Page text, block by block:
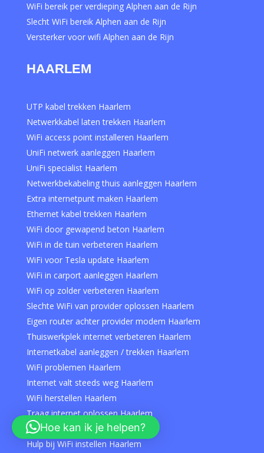
WiFi bereik per verdieping Alphen aan de Rijn
Slecht WiFi bereik Alphen aan de Rijn
Versterker voor wifi Alphen aan de Rijn
HAARLEM
UTP kabel trekken Haarlem
Netwerkkabel laten trekken Haarlem
WiFi access point installeren Haarlem
UniFi netwerk aanleggen Haarlem
UniFi specialist Haarlem
Netwerkbekabeling thuis aanleggen Haarlem
Extra internetpunt maken Haarlem
Ethernet kabel trekken Haarlem
WiFi door gewapend beton Haarlem
WiFi in de tuin verbeteren Haarlem
WiFi voor Tesla update Haarlem
WiFi in carport aanleggen Haarlem
WiFi op zolder verbeteren Haarlem
Slechte WiFi van provider oplossen Haarlem
Eigen router achter provider modem Haarlem
Thuiswerkplek internet verbeteren Haarlem
Internetkabel aanleggen / trekken Haarlem
WiFi problemen Haarlem
Internet valt steeds weg Haarlem
WiFi herstellen Haarlem
Traag internet oplossen Haarlem
WiFi specialist Haarlem
Hulp bij WiFi instellen Haarlem
Hoe kan ik je helpen?